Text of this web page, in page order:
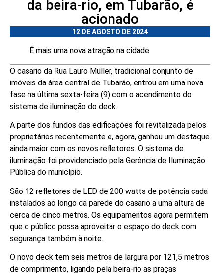
da beira-rio, em Tubarão, é
acionado
12 DE AGOSTO DE 2024
É mais uma nova atração na cidade
O casario da Rua Lauro Müller, tradicional conjunto de
imóveis da área central de Tubarão, entrou em uma nova
fase na última sexta-feira (9) com o acendimento do
sistema de iluminação do deck.
A parte dos fundos das edificações foi revitalizada pelos
proprietários recentemente e, agora, ganhou um destaque
ainda maior com os novos refletores. O sistema de
iluminação foi providenciado pela Gerência de Iluminação
Pública do município.
São 12 refletores de LED de 200 watts de potência cada
instalados ao longo da parede do casario a uma altura de
cerca de cinco metros. Os equipamentos agora permitem
que o público possa aproveitar o espaço do deck com
segurança também à noite.
O novo deck tem seis metros de largura por 121,5 metros
de comprimento, ligando pela beira-rio as praças